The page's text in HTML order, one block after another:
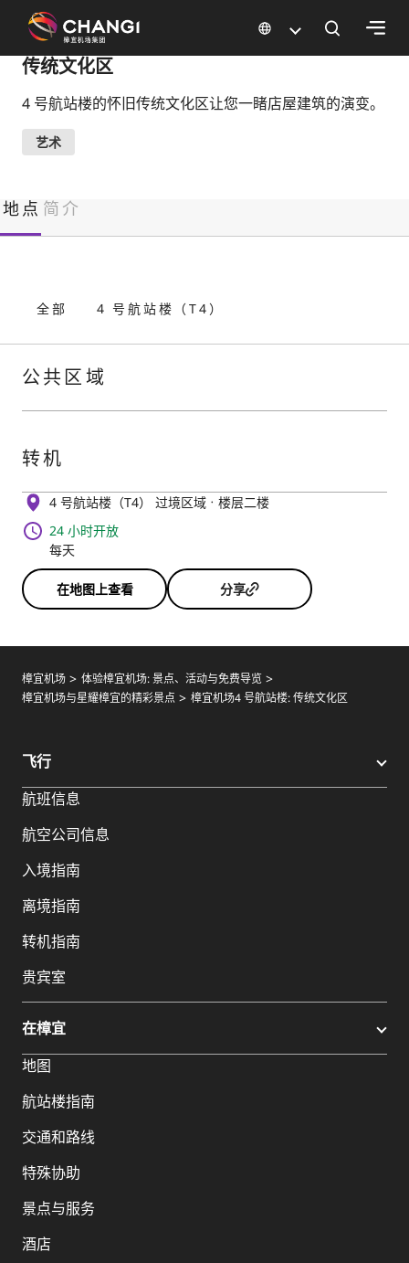
所
有
樟
网
站:
语
言:
传统文化区
4 号航站楼的怀旧传统文化区让您一睹店屋建筑的演变。
艺术
地点 简介
全部 4 号航站楼（T4）
公共区域
转机
4 号航站楼（T4） 过境区域
楼层二楼
24 小时开放
每天
在地图上查看 分享
樟宜机场
体验樟宜机场: 景点、活动与免费导览
樟宜机场与星耀樟宜的精彩景点
樟宜机场4 号航站楼: 传统文化区
飞行
航班信息
航空公司信息
入境指南
离境指南
转机指南
贵宾室
在樟宜
地图
航站楼指南
交通和路线
特殊协助
景点与服务
酒店